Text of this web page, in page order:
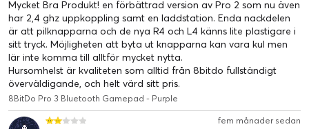
Mycket Bra Produkt! en förbättrad version av Pro 2 som nu även
har 2,4 ghz uppkoppling samt en laddstation. Enda nackdelen
är att pilknapparna och de nya R4 och L4 känns lite plastigare i
sitt tryck. Möjligheten att byta ut knapparna kan vara kul men
lär inte komma till alltför mycket nytta.
Hursomhelst är kvaliteten som alltid från 8bitdo fullständigt
överväldigande, och helt värd sitt pris.
8BitDo Pro 3 Bluetooth Gamepad - Purple
fem månader sedan